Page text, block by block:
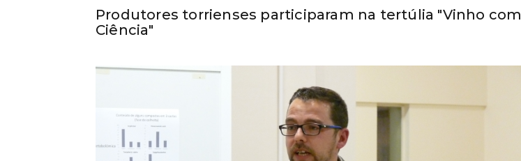
Produtores torrienses participaram na tertúlia "Vinho com
Ciência"